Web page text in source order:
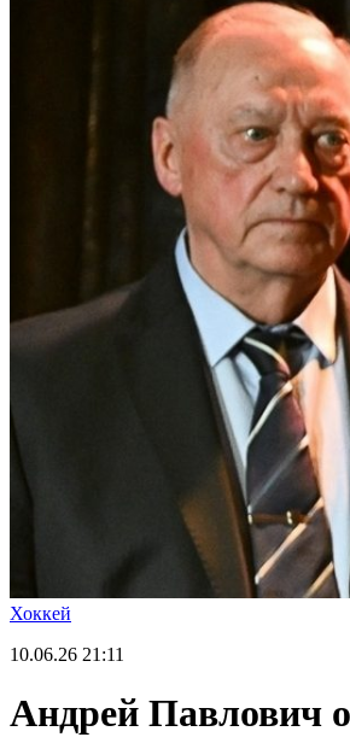
Хоккей
10.06.26 21:11
Андрей Павлович